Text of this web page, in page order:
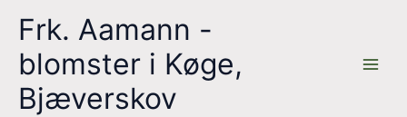
Frk. Aamann -
blomster i Køge,
Bjæverskov